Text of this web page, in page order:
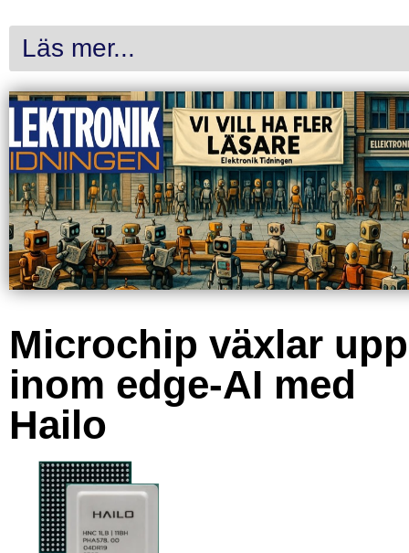
Läs mer...
Microchip växlar upp
inom edge-AI med
Hailo